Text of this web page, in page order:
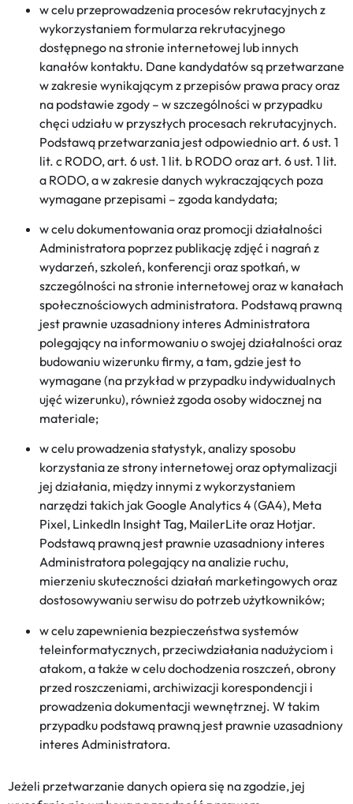
w celu przeprowadzenia procesów rekrutacyjnych z
wykorzystaniem formularza rekrutacyjnego
dostępnego na stronie internetowej lub innych
kanałów kontaktu. Dane kandydatów są przetwarzane
w zakresie wynikającym z przepisów prawa pracy oraz
na podstawie zgody – w szczególności w przypadku
chęci udziału w przyszłych procesach rekrutacyjnych.
Podstawą przetwarzania jest odpowiednio art. 6 ust. 1
lit. c RODO, art. 6 ust. 1 lit. b RODO oraz art. 6 ust. 1 lit.
a RODO, a w zakresie danych wykraczających poza
wymagane przepisami – zgoda kandydata;
w celu dokumentowania oraz promocji działalności
Administratora poprzez publikację zdjęć i nagrań z
wydarzeń, szkoleń, konferencji oraz spotkań, w
szczególności na stronie internetowej oraz w kanałach
społecznościowych administratora. Podstawą prawną
jest prawnie uzasadniony interes Administratora
polegający na informowaniu o swojej działalności oraz
budowaniu wizerunku firmy, a tam, gdzie jest to
wymagane (na przykład w przypadku indywidualnych
ujęć wizerunku), również zgoda osoby widocznej na
materiale;
w celu prowadzenia statystyk, analizy sposobu
korzystania ze strony internetowej oraz optymalizacji
jej działania, między innymi z wykorzystaniem
narzędzi takich jak Google Analytics 4 (GA4), Meta
Pixel, LinkedIn Insight Tag, MailerLite oraz Hotjar.
Podstawą prawną jest prawnie uzasadniony interes
Administratora polegający na analizie ruchu,
mierzeniu skuteczności działań marketingowych oraz
dostosowywaniu serwisu do potrzeb użytkowników;
w celu zapewnienia bezpieczeństwa systemów
teleinformatycznych, przeciwdziałania nadużyciom i
atakom, a także w celu dochodzenia roszczeń, obrony
przed roszczeniami, archiwizacji korespondencji i
prowadzenia dokumentacji wewnętrznej. W takim
przypadku podstawą prawną jest prawnie uzasadniony
interes Administratora.
Jeżeli przetwarzanie danych opiera się na zgodzie, jej